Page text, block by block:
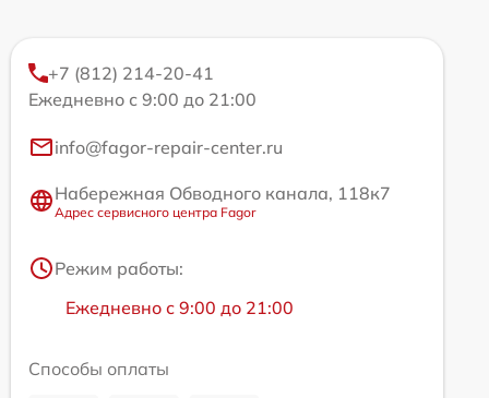
+7 (812) 214-20-41
Ежедневно с 9:00 до 21:00
info@fagor-repair-center.ru
Набережная Обводного канала, 118к7
Адрес сервисного центра Fagor
Режим работы:
Ежедневно с 9:00 до 21:00
Способы оплаты